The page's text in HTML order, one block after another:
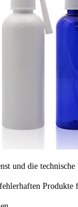
und die
Produkte